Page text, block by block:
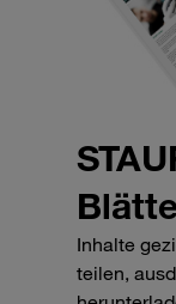
Inhalte
teilen,